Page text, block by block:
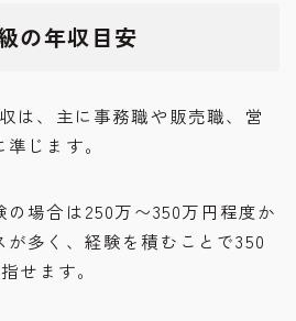
の年収目安
は、主に事務職や販売職、営
じます。
場合は250万〜350万円程度か
が多く、経験を積むことで350
せます。